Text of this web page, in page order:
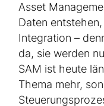
Asset
Daten
Integration –
da, sie werden
SAM ist heute
Thema mehr,